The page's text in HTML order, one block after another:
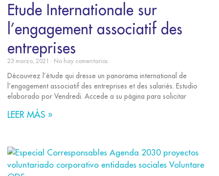
Etude Internationale sur
l’engagement associatif des
entreprises
23 marzo, 2021 No hay comentarios
Découvrez l’étude qui dresse un panorama international de
l’engagement associatif des entreprises et des salariés. Estudio
elaborado por Vendredi. Accede a su página para solicitar
LEER MÁS »